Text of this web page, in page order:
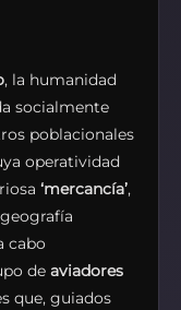
, la humanidad
socialmente
poblacionales
operatividad
‘mercancía’,
cabo
de aviadores
que, guiados